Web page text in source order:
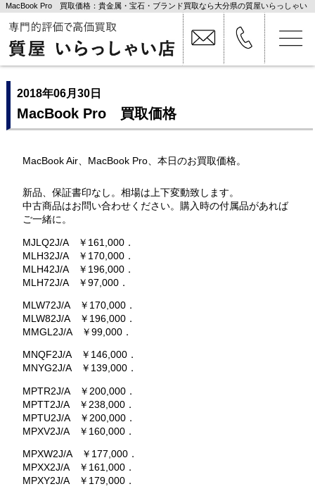
MacBook Pro 買取価格：貴金属・宝石・ブランド買取なら大分県の質屋いらっしゃい
2018年06月30日
MacBook Pro 買取価格
MacBook Air、MacBook Pro、本日のお買取価格。
新品、保証書印なし。相場は上下変動致します。
中古商品はお問い合わせください。購入時の付属品があれば
ご一緒に。
MJLQ2J/A ￥161,000．
MLH32J/A ￥170,000．
MLH42J/A ￥196,000．
MLH72J/A ￥97,000．
MLW72J/A ￥170,000．
MLW82J/A ￥196,000．
MMGL2J/A ￥99,000．
MNQF2J/A ￥146,000．
MNYG2J/A ￥139,000．
MPTR2J/A ￥200,000．
MPTT2J/A ￥238,000．
MPTU2J/A ￥200,000．
MPXV2J/A ￥160,000．
MPXW2J/A ￥177,000．
MPXX2J/A ￥161,000．
MPXY2J/A ￥179,000．